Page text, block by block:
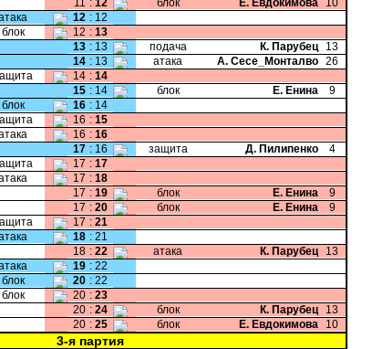
11 : 12 блок Е. Евдокимова
10
12 : 12
блок 12 : 13
13 : 13 подача К. Парубец
13
14 : 13 атака А. Сесе_Монталво 26
14 : 14
15 : 14 блок Е. Енина
9
блок 16 : 14
16 : 15
16 : 16
17 : 16 защита Д. Пилипенко
4
17 : 17
17 : 18
17 : 19 блок Е. Енина
9
17 : 20 блок Е. Енина
9
17 : 21
18 : 21
18 : 22 атака К. Парубец
13
19 : 22
блок 20 : 22
блок 20 : 23
20 : 24 блок К. Парубец
13
20 : 25 блок Е. Евдокимова 10
3-я партия